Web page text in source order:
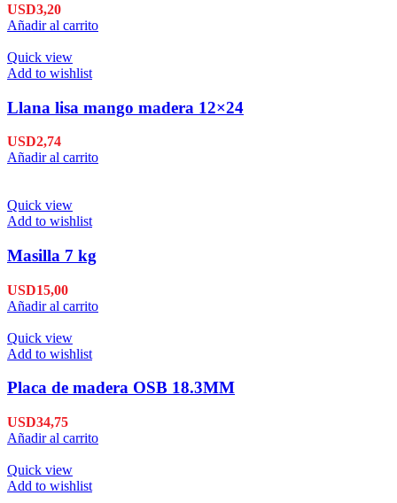
USD3,20
Añadir al carrito
Quick view
Add to wishlist
Llana lisa mango madera 12×24
USD2,74
Añadir al carrito
Quick view
Add to wishlist
Masilla 7 kg
USD15,00
Añadir al carrito
Quick view
Add to wishlist
Placa de madera OSB 18.3MM
USD34,75
Añadir al carrito
Quick view
Add to wishlist